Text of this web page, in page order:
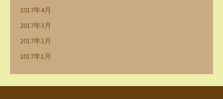
2017年4月
2017年3月
2017年2月
2017年1月